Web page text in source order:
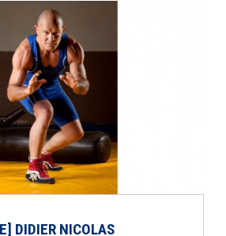
DIDIER NICOLAS